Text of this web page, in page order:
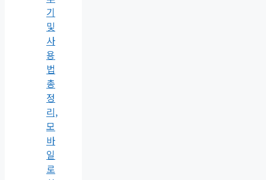
기
및
사
용
법
총
정
리,
모
바
일
로